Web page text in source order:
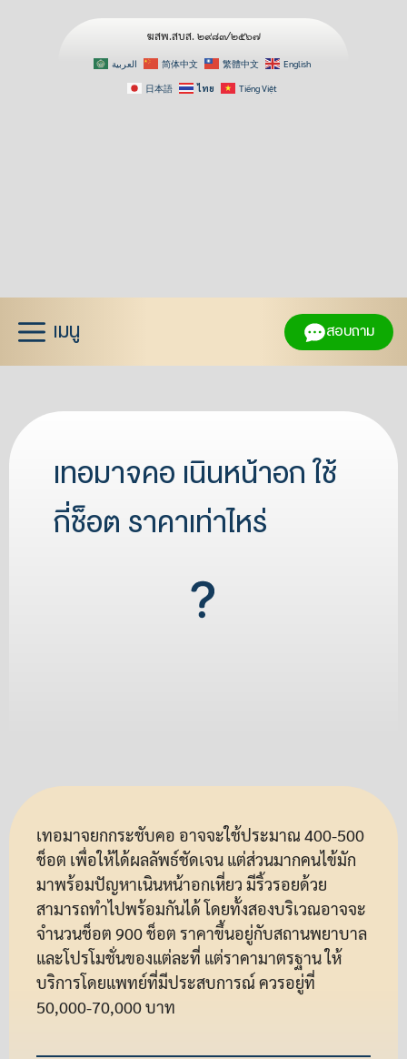
ฆสพ.สบส. ๒๙๘๓/๒๕๖๗
العربية 简体中文 繁體中文 English
日本語 ไทย Tiếng Việt
เมนู สอบถาม
เทอมาจคอ เนินหน้าอก ใช้
กี่ช็อต ราคาเท่าไหร่
เทอมาจยกกระชับคอ อาจจะใช้ประมาณ 400-500
ช็อต เพื่อให้ได้ผลลัพธ์ชัดเจน แต่ส่วนมากคนไข้มัก
มาพร้อมปัญหาเนินหน้าอกเหี่ยว มีริ้วรอยด้วย
สามารถทำไปพร้อมกันได้ โดยทั้งสองบริเวณอาจจะ
จำนวนช็อต 900 ช็อต ราคาขึ้นอยู่กับสถานพยาบาล
และโปรโมชั่นของแต่ละที่ แต่ราคามาตรฐาน ให้
บริการโดยแพทย์ที่มีประสบการณ์ ควรอยู่ที่
50,000-70,000 บาท